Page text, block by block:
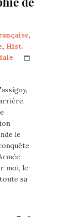
,
, Hist.
le
moi, le
sa